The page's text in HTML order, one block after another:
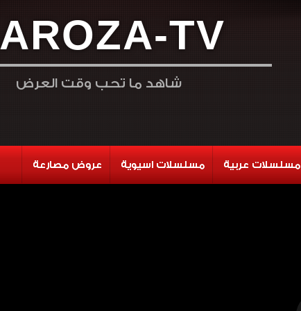
AROZA-TV
شاهد ما تحب وقت العرض
مسلسلات عربية مسلسلات اسيوية عروض مصارعة